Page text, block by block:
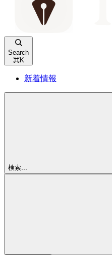
Search
⌘K
新着情報
検索...